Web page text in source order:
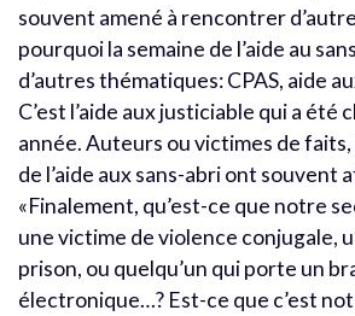
souvent amené à rencontrer
pourquoi la semaine de l’aide au
d’autres thématiques: CPAS, aide
C’est l’aide aux justiciable qui a été
année. Auteurs ou victimes de
de l’aide aux sans-abri ont souvent
«Finalement, qu’est-ce que notre
une victime de violence conjugale,
prison, ou quelqu’un qui porte un
électronique…? Est-ce que c’est